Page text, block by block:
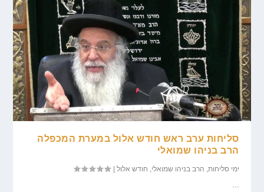
סליחות ערב ראש חודש אלול במערת המכפלה
הרב בניהו שמואלי
ימי סליחות, הרב בניהו שמואלי, חודש אלול |